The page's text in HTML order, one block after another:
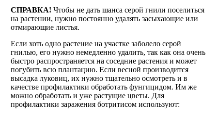
СПРАВКА! Чтобы не дать шанса серой гнили поселиться
на растении, нужно постоянно удалять засыхающие или
отмирающие листья.
Если хоть одно растение на участке заболело серой
гнилью, его нужно немедленно удалить, так как она очень
быстро распространяется на соседние растения и может
погубить всю плантацию. Если весной производится
высадка луковиц, их нужно тщательно осмотреть и в
качестве профилактики обработать фунгицидом. Им же
можно обработать и уже растущие цветы. Для
профилактики заражения ботритисом используют: